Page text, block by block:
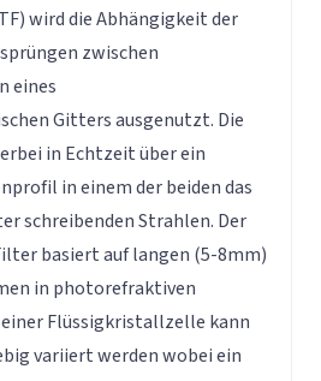
wird die Abhängigkeit der
zwischen
eines
Gitters ausgenutzt. Die
in Echtzeit über ein
in einem der beiden das
schreibenden Strahlen. Der
basiert auf langen (5-8mm)
in photorefraktiven
Flüssigkristallzelle kann
variiert werden wobei ein